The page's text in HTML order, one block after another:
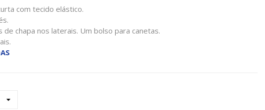
com tecido elástico.
de chapa nos laterais. Um bolso para canetas.